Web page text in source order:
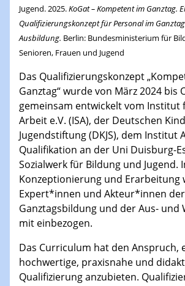
Jugend. 2025.KoGat – Kompetent im Ganztag.
Qualifizierungskonzept für Personal im
Ausbildung. Berlin: Bundesministerium für
Senioren, Frauen und Jugend
Das Qualifizierungskonzept
Ganztag“ wurde von März 2024 bis
gemeinsam entwickelt vom Institut
Arbeit e.V. (ISA), der Deutschen
Jugendstiftung (DKJS), dem Institut
Qualifikation an der Uni Duisburg-
Sozialwerk für Bildung und Jugend.
Konzeptionierung und Erarbeitung
Expert*innen und Akteur*innen der
Ganztagsbildung und der Aus- und
mit einbezogen.
Das Curriculum hat den Anspruch,
hochwertige, praxisnahe und
Qualifizierung anzubieten.